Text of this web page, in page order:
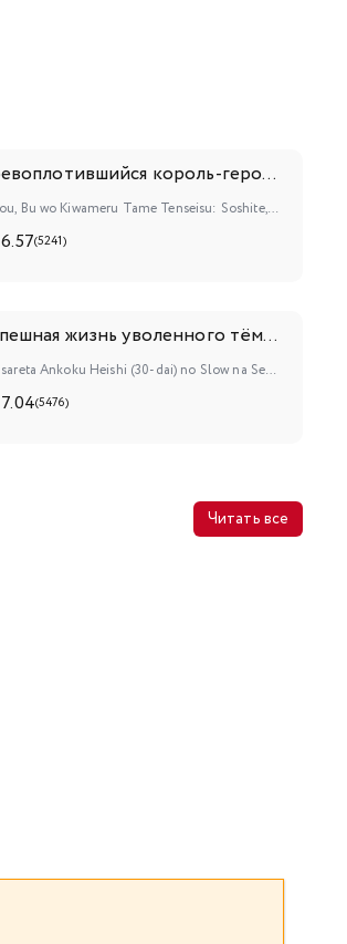
Перевоплотившийся король-герой, ставший самой сильной ученицей рыцаря
Eiyuuou, Bu wo Kiwameru Tame Tenseisu: Soshite, Sekai Saikyou no Minarai Kishi♀
6.57(5241)
Неспешная жизнь уволенного тёмного солдата (тридцати лет)
Kaiko sareta Ankoku Heishi (30-dai) no Slow na Second Life
7.04(5476)
Читать все